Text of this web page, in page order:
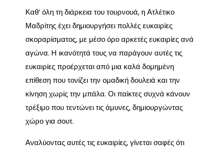
Καθ’ όλη τη διάρκεια του τουρνουά, η Ατλέτικο
Μαδρίτης έχει δημιουργήσει πολλές ευκαιρίες
σκοραρίσματος, με μέσο όρο αρκετές ευκαιρίες ανά
αγώνα. Η ικανότητά τους να παράγουν αυτές τις
ευκαιρίες προέρχεται από μια καλά δομημένη
επίθεση που τονίζει την ομαδική δουλειά και την
κίνηση χωρίς την μπάλα. Οι παίκτες συχνά κάνουν
τρέξιμο που τεντώνει τις άμυνες, δημιουργώντας
χώρο για σουτ.
Αναλύοντας αυτές τις ευκαιρίες, γίνεται σαφές ότι